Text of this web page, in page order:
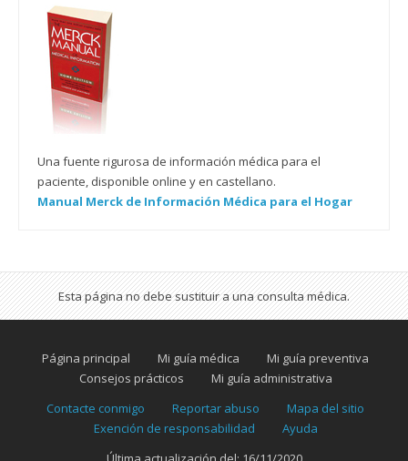
Una fuente rigurosa de información médica para el
paciente, disponible online y en castellano.
Manual Merck de Información Médica para el Hogar
Esta página no debe sustituir a una consulta médica.
Página principal Mi guía médica
Mi guía preventiva
Consejos prácticos
Mi guía administrativa
Contacte conmigo
Reportar abuso
Mapa del sitio
Exención de responsabilidad
Ayuda